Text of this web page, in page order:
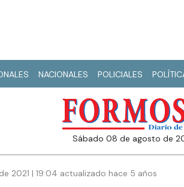
NACIONALES POLICIALES
sábado 08 de agosto de
2021 | 19:04 actualizado hace 5 años